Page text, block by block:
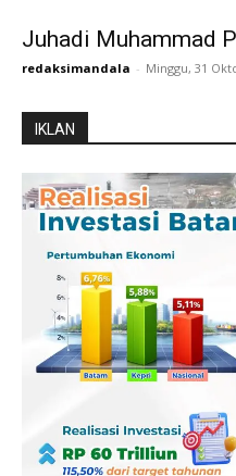
Juhadi Muhammad
redaksimandala - Minggu, 31
IKLAN